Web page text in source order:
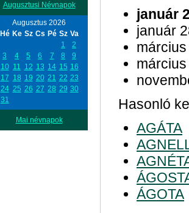
Augusztusi Névnapok
Augusztus 2026
Hé Ke Sz Cs Pé Sz Va
1
2
3
4 5 6 7 8
9
10 11 12 13 14 15 16
17 18 19 20 21 22 23
24 25 26 27 28 29 30
31
Mai névnapok
január
január
Hasonló
AGÁTA
ÁGOTA